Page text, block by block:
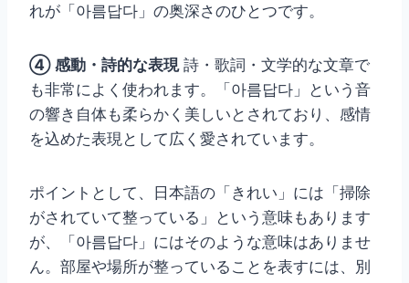
れが「아름답다」の奥深さのひとつです。
④ 感動・詩的な表現詩・歌詞・文学的な文章で
も非常によく使われます。「아름답다」という音
の響き自体も柔らかく美しいとされており、感情
を込めた表現として広く愛されています。
ポイントとして、日本語の「きれい」には「掃除
がされていて整っている」という意味もあります
が、「아름답다」にはそのような意味はありませ
ん。部屋や場所が整っていることを表すには、別